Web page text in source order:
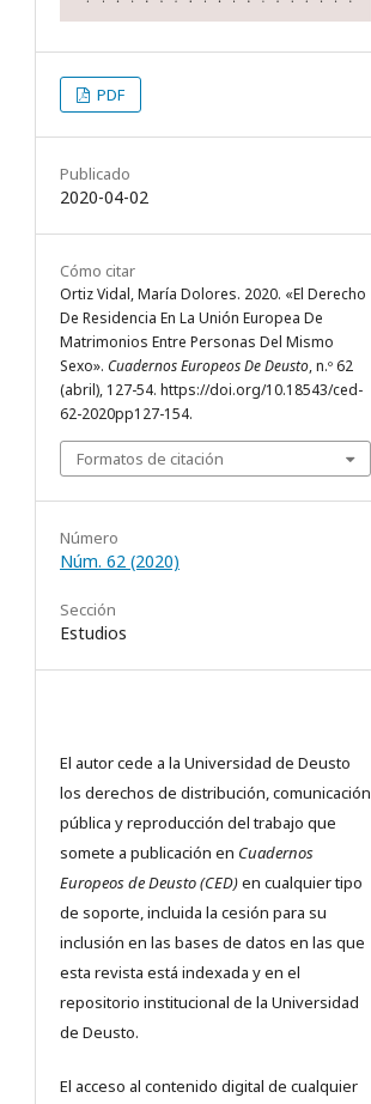
PDF
Publicado
2020-04-02
Cómo citar
Ortiz Vidal, María Dolores. 2020. «El Derecho
De Residencia En La Unión Europea De
Matrimonios Entre Personas Del Mismo
Sexo». Cuadernos Europeos De Deusto, n.º 62
(abril), 127-54. https://doi.org/10.18543/ced-
62-2020pp127-154.
Formatos de citación
Número
Núm. 62 (2020)
Sección
Estudios
El autor cede a la Universidad de Deusto
los derechos de distribución, comunicación
pública y reproducción del trabajo que
somete a publicación en Cuadernos
Europeos de Deusto (CED)en cualquier tipo
de soporte, incluida la cesión para su
inclusión en las bases de datos en las que
esta revista está indexada y en el
repositorio institucional de la Universidad
de Deusto.
El acceso al contenido digital de cualquier